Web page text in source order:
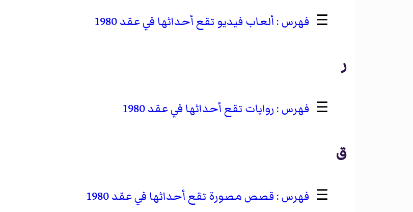
☰
ألعاب فيديو تقع أحداثها في عقد 1980
ر
☰ روايات تقع أحداثها في عقد 1980
ق
☰ قصص مصورة تقع أحداثها في عقد 1980